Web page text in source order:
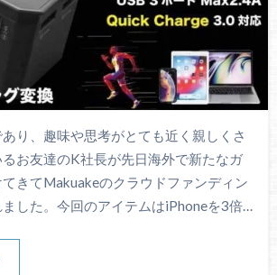
り、趣味や思考がとても近く親しくさ
お友達のK社長が先日海外で新たなガ
きてMakuakeのクラウドファンディン
した。今回のアイテムはiPhoneを3倍…